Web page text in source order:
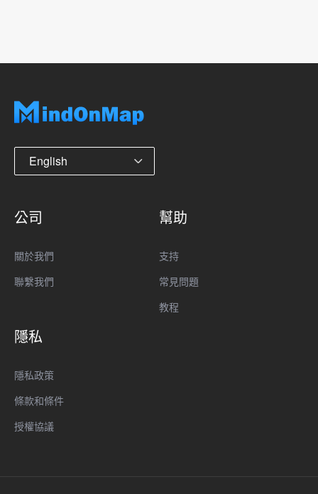
English
公司
關於我們
聯繫我們
幫助
支持
常見問題
教程
隱私
隱私政策
條款和條件
授權協議